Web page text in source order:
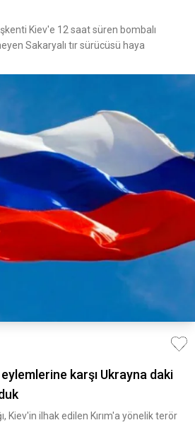
Kiev'e 12 saat süren bombalı
Sakaryalı tır sürücüsü haya
karşı Ukrayna daki
Kiev'in ilhak edilen Kırım'a yönelik terör